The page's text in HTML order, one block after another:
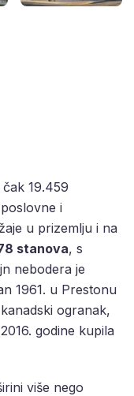
19.459
i
u prizemlju i na
stanova, s
nebodera je
1961. u Prestonu
ogranak,
godine kupila
više nego